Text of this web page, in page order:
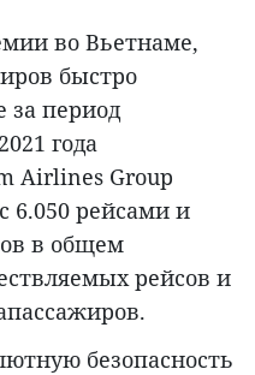
во Вьетнаме,
быстро
за период
года
Airlines Group
6.050 рейсами и
в общем
рейсов и
безопасность